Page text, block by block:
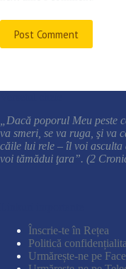
Post Comment
„Dacă poporul Meu peste
va smeri, se va ruga, şi va
căile lui rele – îl voi
voi tămădui ţara”. (2
Înscrie-te în Rețea
Politică
Urmărește-ne pe